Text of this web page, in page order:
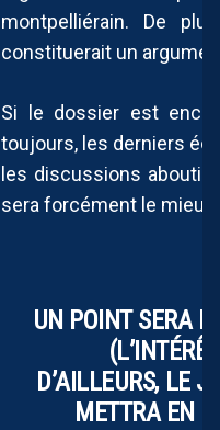
montpelliérain. De
constituerait un
Si le dossier est
toujours, les derniers
les discussions
sera forcément le mieux
UN POINT SERA
D’AILLEURS, LE
METTRA EN